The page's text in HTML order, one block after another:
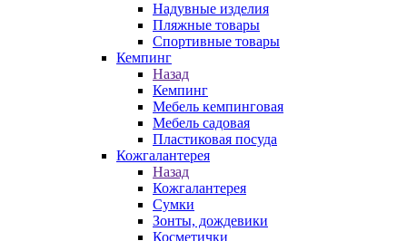
Надувные изделия
Пляжные товары
Спортивные товары
Кемпинг
Назад
Кемпинг
Мебель кемпинговая
Мебель садовая
Пластиковая посуда
Кожгалантерея
Назад
Кожгалантерея
Сумки
Зонты, дождевики
Косметички